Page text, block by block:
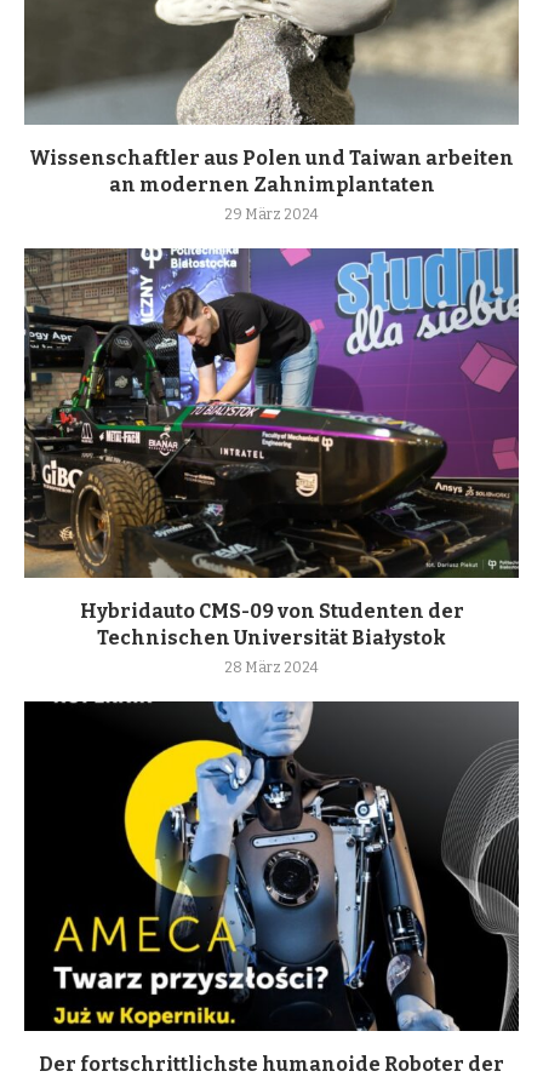
Wissenschaftler aus Polen und Taiwan arbeiten
an modernen Zahnimplantaten
29 März 2024
Hybridauto CMS-09 von Studenten der
Technischen Universität Białystok
28 März 2024
Der fortschrittlichste humanoide Roboter der